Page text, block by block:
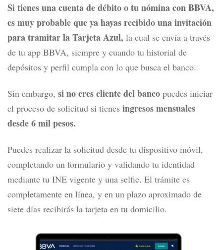
Si tienes una cuenta de débito o tu nómina con BBVA,
es muy probable que ya hayas recibido una invitación
para tramitar la Tarjeta Azul, la cual se envía a través
de tu app BBVA, siempre y cuando tu historial de
depósitos y perfil cumpla con lo que busca el banco.
Sin embargo, si no eres cliente del banco puedes iniciar
el proceso de solicitud si tienes ingresos mensuales
desde 6 mil pesos.
Puedes realizar la solicitud desde tu dispositivo móvil,
completando un formulario y validando tu identidad
mediante tu INE vigente y una selfie. El trámite es
completamente en línea, y en un plazo aproximado de
siete días recibirás la tarjeta en tu domicilio.